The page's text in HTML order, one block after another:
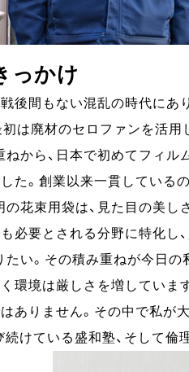
っかけ
後間もない混乱の時代にあ
初は廃材のセロファンを活
から、日本で初めてフィ
た。創業以来一貫している
花束用袋は、見た目の美し
必要とされる分野に特化し
い。その積み重ねが今日の
環境は厳しさを増していま
ありません。その中で私が
けている盛和塾、そして